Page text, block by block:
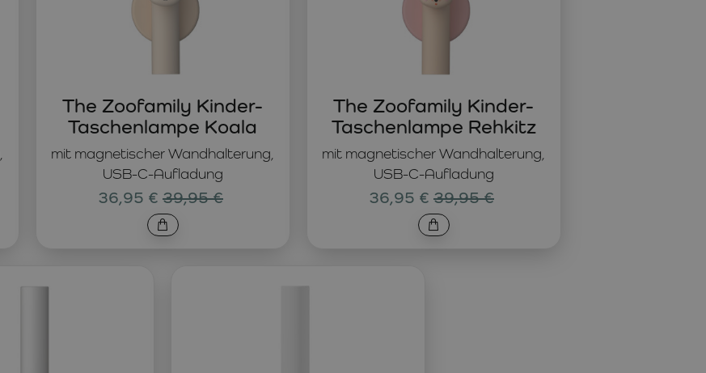
mit magnetischer Wandhalterung,
USB-C-Aufladung
The Zoofamily Kinder-
Taschenlampe Koala
36,95 € 39,95 €
mit magnetischer Wandhalterung,
USB-C-Aufladung
The Zoofamily Kinder-
Taschenlampe Rehkitz
36,95 € 39,95 €